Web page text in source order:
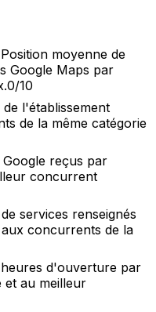
Position moyenne de
Google Maps par
0/10
l'établissement
de la même catégorie
reçus par
concurrent
services renseignés
concurrents de la
d'ouverture par
et au meilleur